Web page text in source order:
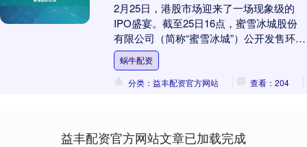
2月25日，港股市场迎来了一场现象级的
IPO盛宴。截至25日16点，蜜雪冰城股份
有限公司（简称“蜜雪冰城”）公开发售环节
融资认购倍数高达4167.91倍，认购金....
蜗牛配资
分类：益丰配资官方网站
查看：204
益丰配资官方网站文章已加载完成